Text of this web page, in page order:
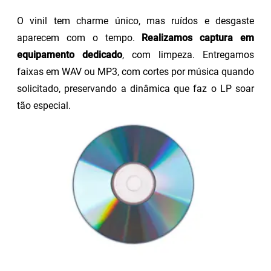
O vinil tem charme único, mas ruídos e desgaste
aparecem com o tempo.
Realizamos captura em
equipamento dedicado, com limpeza. Entregamos
faixas em WAV ou MP3, com cortes por música quando
solicitado, preservando a dinâmica que faz o LP soar
tão especial.